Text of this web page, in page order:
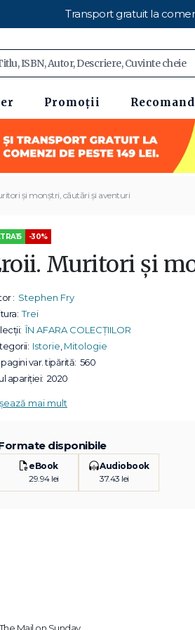
Transport gratuit la
Promoții
şi monştri, căutări şi aventuri
-30%
Muritori şi
: Stephen Fry
Trei
ÎN AFARA COLECȚIILOR
Istorie Mitologie
pagini var. tipărită: 560
apariției: 2020
mai mult
disponibile
eBook
29.94 lei
Audiobook
37.43 lei